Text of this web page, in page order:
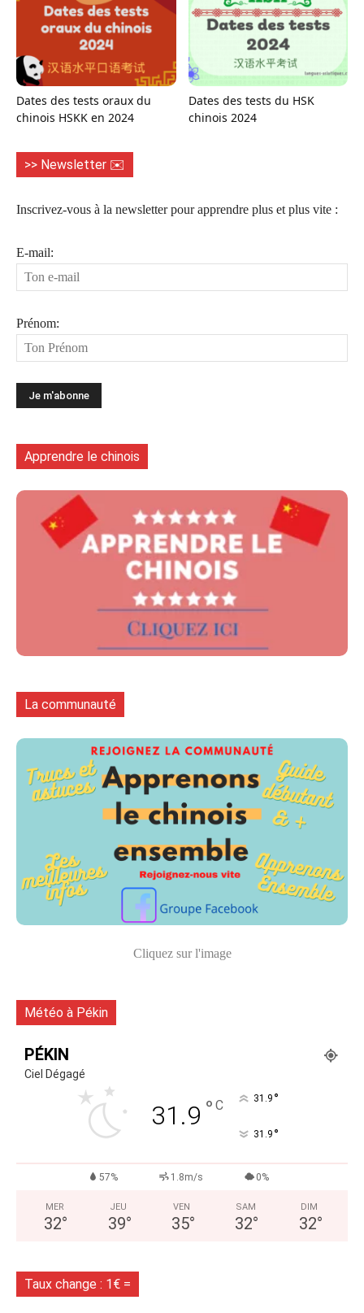
Dates des tests oraux du
chinois HSKK en 2024
Dates des tests du HSK
chinois 2024
>> Newsletter ✉️
Inscrivez-vous à la newsletter pour apprendre plus et plus vite :
E-mail:
Prénom:
Apprendre le chinois
La communauté
Cliquez sur l'image
Météo à Pékin
PÉKIN
Ciel Dégagé
31.9 ° C 31.9 °
31.9 °
57% 1.8m/s 0%
MER
32°
JEU
39°
VEN
35°
SAM
32°
DIM
32°
Taux change : 1€ =